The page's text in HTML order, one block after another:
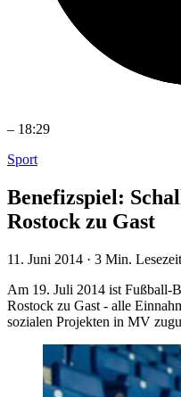
– 18:29
Sport
Benefizspiel:
Rostock zu Gast
11. Juni 2014 · 3 Min. Lesezeit
Am 19. Juli 2014 ist Fußball-
Rostock zu Gast - alle
sozialen Projekten in MV